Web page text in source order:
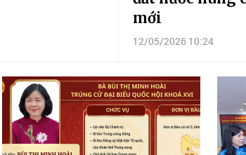
mới
12/05/2026 10:24